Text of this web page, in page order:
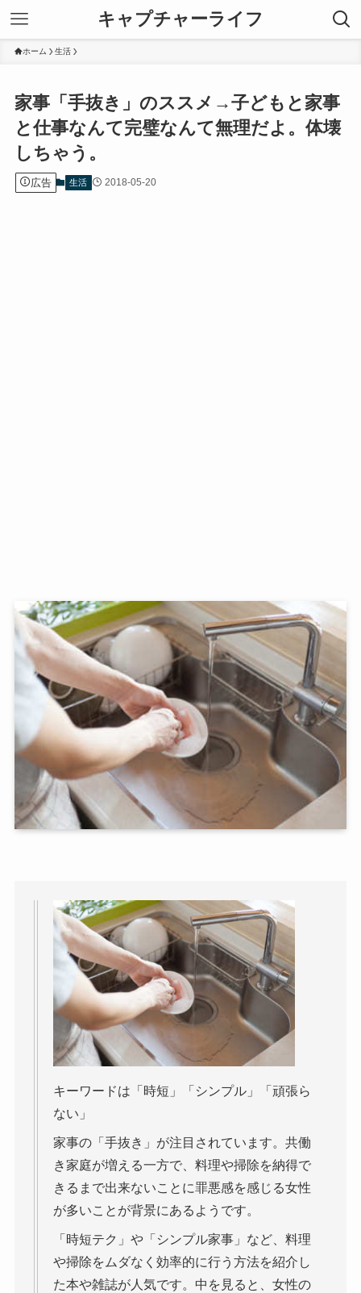
キャプチャーライフ
ホーム 生活
家事「手抜き」のススメ→子どもと家事
と仕事なんて完璧なんて無理だよ。体壊
しちゃう。
広告 生活 2018-05-20
キーワードは「時短」「シンプル」「頑張ら
ない」
家事の「手抜き」が注目されています。共働
き家庭が増える一方で、料理や掃除を納得で
きるまで出来ないことに罪悪感を感じる女性
が多いことが背景にあるようです。
「時短テク」や「シンプル家事」など、料理
や掃除をムダなく効率的に行う方法を紹介し
た本や雑誌が人気です。中を見ると、女性の